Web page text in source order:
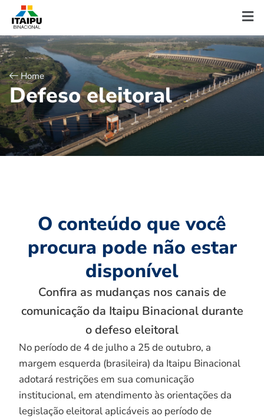
Home
Defeso eleitoral
O conteúdo que você
procura pode não estar
disponível
Confira as mudanças nos canais de
comunicação da Itaipu Binacional durante
o defeso eleitoral
No período de 4 de julho a 25 de outubro, a
margem esquerda (brasileira) da Itaipu Binacional
adotará restrições em sua comunicação
institucional, em atendimento às orientações da
legislação eleitoral aplicáveis ao período de